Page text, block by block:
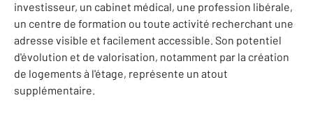
investisseur, un cabinet médical, une profession libérale,
un centre de formation ou toute activité recherchant une
adresse visible et facilement accessible. Son potentiel
d'évolution et de valorisation, notamment par la création
de logements à l'étage, représente un atout
supplémentaire.